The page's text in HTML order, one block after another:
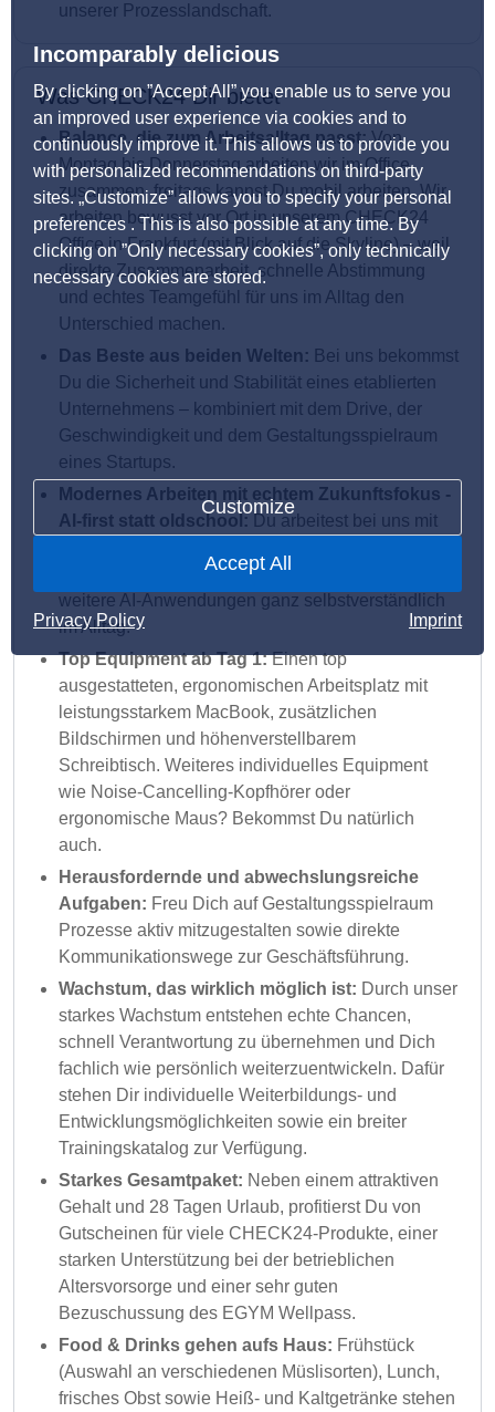
Incomparably delicious
By clicking on ”Accept All” you enable us to serve you
an improved user experience via cookies and to
continuously improve it. This allows us to provide you
with personalized recommendations on third-party
sites. „Customize” allows you to specify your personal
preferences . This is also possible at any time. By
clicking on ”Only necessary cookies”, only technically
necessary cookies are stored.
Customize
Accept All
Privacy Policy Imprint
unserer Prozesslandschaft.
Was CHECK24 Dir bietet
Balance, die zum Arbeitsalltag passt:Von
Montag bis Donnerstag arbeiten wir im Office
zusammen, freitags kannst Du mobil arbeiten. Wir
arbeiten bewusst vor Ort in unserem CHECK24
Office in Frankfurt (mit Blick auf die Skyline) – weil
direkte Zusammenarbeit, schnelle Abstimmung
und echtes Teamgefühl für uns im Alltag den
Unterschied machen.
Das Beste aus beiden Welten: Bei uns bekommst
Du die Sicherheit und Stabilität eines etablierten
Unternehmens – kombiniert mit dem Drive, der
Geschwindigkeit und dem Gestaltungsspielraum
eines Startups.
Modernes Arbeiten mit echtem Zukunftsfokus -
AI-first statt oldschool: Du arbeitest bei uns mit
ChatGPT Enterprise, Claude Code, Cursor.ai und
weitere AI-Anwendungen ganz selbstverständlich
im Alltag.
Top Equipment ab Tag 1:Einen top
ausgestatteten, ergonomischen Arbeitsplatz mit
leistungsstarkem MacBook, zusätzlichen
Bildschirmen und höhenverstellbarem
Schreibtisch. Weiteres individuelles Equipment
wie Noise-Cancelling-Kopfhörer oder
ergonomische Maus? Bekommst Du natürlich
auch.
Herausfordernde und abwechslungsreiche
Aufgaben: Freu Dich auf Gestaltungsspielraum
Prozesse aktiv mitzugestalten sowie direkte
Kommunikationswege zur Geschäftsführung.
Wachstum, das wirklich möglich ist: Durch unser
starkes Wachstum entstehen echte Chancen,
schnell Verantwortung zu übernehmen und Dich
fachlich wie persönlich weiterzuentwickeln. Dafür
stehen Dir individuelle Weiterbildungs- und
Entwicklungsmöglichkeiten sowie ein breiter
Trainingskatalog zur Verfügung.
Starkes Gesamtpaket: Neben einem attraktiven
Gehalt und 28 Tagen Urlaub, profitierst Du von
Gutscheinen für viele CHECK24-Produkte, einer
starken Unterstützung bei der betrieblichen
Altersvorsorge und einer sehr guten
Bezuschussung des EGYM Wellpass.
Food & Drinks gehen aufs Haus: Frühstück
(Auswahl an verschiedenen Müslisorten), Lunch,
frisches Obst sowie Heiß- und Kaltgetränke stehen